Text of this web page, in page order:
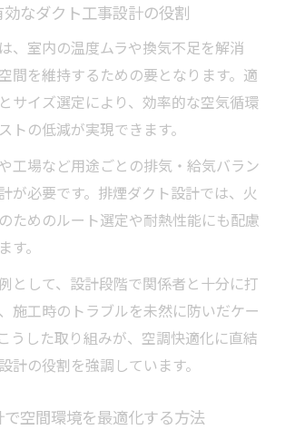
なダクト工事設計の役割
、室内の温度ムラや換気不足を解消
間を維持するための要となります。適
サイズ選定により、効率的な空気循環
トの低減が実現できます。
工場など用途ごとの排気・給気バラン
が必要です。排煙ダクト設計では、火
ためのルート選定や耐熱性能にも配慮
す。
として、設計段階で関係者と十分に打
施工時のトラブルを未然に防いだケー
うした取り組みが、空調快適化に直結
計の役割を強調しています。
空間環境を最適化する方法